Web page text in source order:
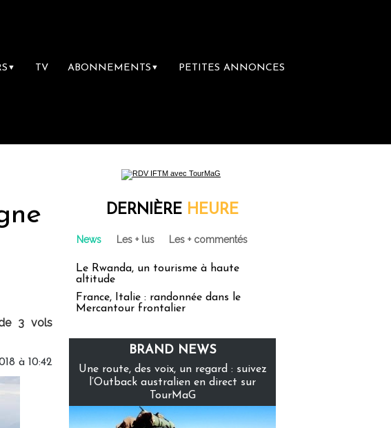
▼ TV ABONNEMENTS ▼ PETITES ANNONCES
3 vols
à 10:42
DERNIÈRE HEURE
News Les + lus Les + commentés
Le Rwanda, un tourisme à haute
altitude
France, Italie : randonnée dans le
Mercantour frontalier
BRAND NEWS
Une route, des voix, un regard : suivez
l’Outback australien en direct sur
TourMaG